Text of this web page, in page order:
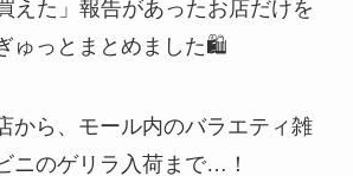
えた」報告があったお店だけを
ゅっとまとめました🛍️
から、モール内のバラエティ雑
ニのゲリラ入荷まで…！